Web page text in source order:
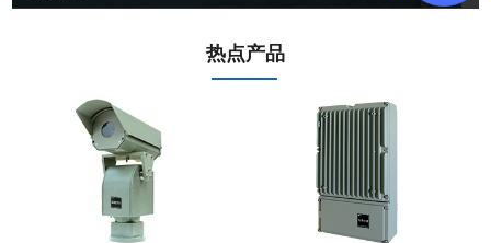
热点产品